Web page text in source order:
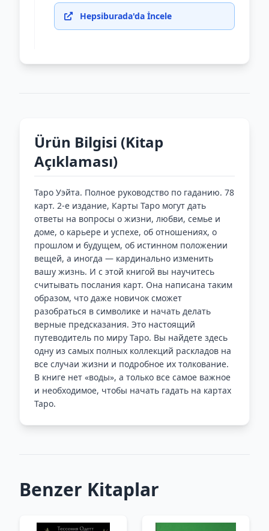
Hepsiburada'da İncele
Ürün Bilgisi (Kitap
Açıklaması)
Таро Уэйта. Полное руководство по гаданию. 78
карт. 2-е издание, Карты Таро могут дать
ответы на вопросы о жизни, любви, семье и
доме, о карьере и успехе, об отношениях, о
прошлом и будущем, об истинном положении
вещей, а иногда — кардинально изменить
вашу жизнь. И с этой книгой вы научитесь
считывать послания карт. Она написана таким
образом, что даже новичок сможет
разобраться в символике и начать делать
верные предсказания. Это настоящий
путеводитель по миру Таро. Вы найдете здесь
одну из самых полных коллекций раскладов на
все случаи жизни и подробное их толкование.
В книге нет «воды», а только все самое важное
и необходимое, чтобы начать гадать на картах
Таро.
Benzer Kitaplar